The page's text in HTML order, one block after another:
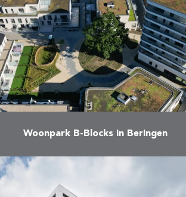
Woonpark B-Blocks in Beringen
Net voor de zomer mochten we
Beringen een nieuwe omvangrijke